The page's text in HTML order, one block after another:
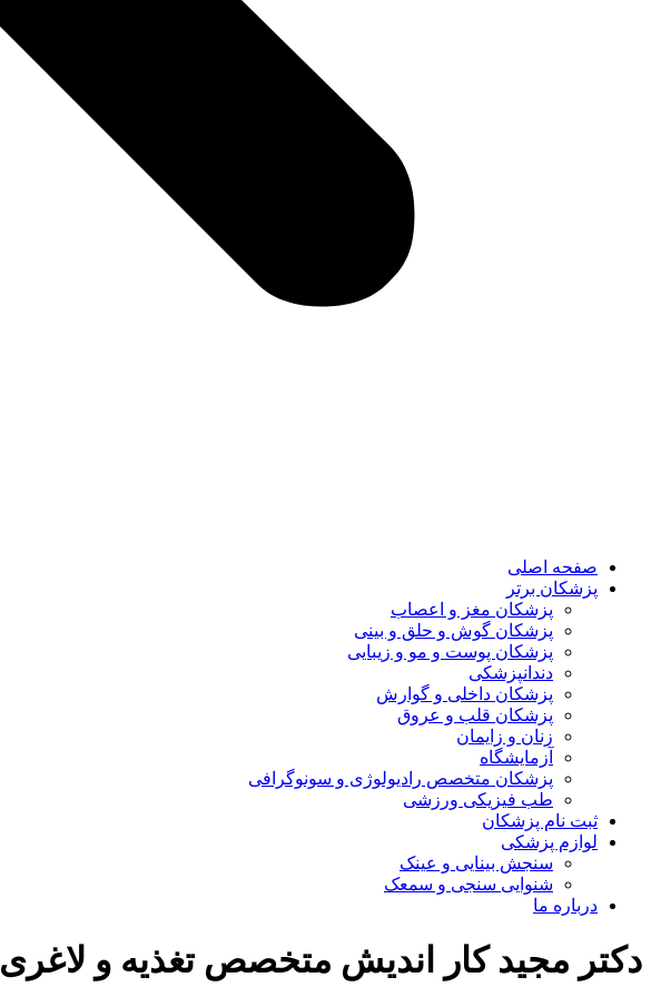
صفحه اصلی
پزشکان برتر
پزشکان مغز و اعصاب
پزشکان گوش و حلق و بینی
پزشکان پوست و مو و زیبایی
دندانپزشکی
پزشکان داخلی و گوارش
پزشکان قلب و عروق
زنان و زایمان
آزمایشگاه
پزشکان متخصص رادیولوژی و سونوگرافی
طب فیزیکی ورزشی
ثبت نام پزشکان
لوازم پزشکی
سنجش بینایی و عینک
شنوایی سنجی و سمعک
درباره ما
دکتر مجید کار اندیش متخصص تغذیه و لاغری